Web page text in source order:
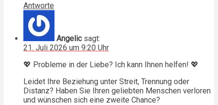
Antworte
Angelic sagt:
21. Juli 2026 um 9:20 Uhr
💖 Probleme in der Liebe? Ich kann Ihnen helfen! 💖
Leidet Ihre Beziehung unter Streit, Trennung oder
Distanz? Haben Sie Ihren geliebten Menschen verloren
und wünschen sich eine zweite Chance?